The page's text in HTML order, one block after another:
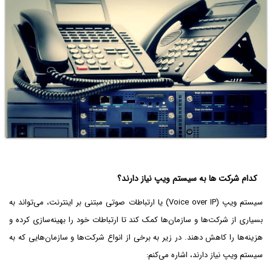
کدام شرکت ها به سیستم ویپ نیاز دارند؟
سیستم ویپ (Voice over IP) یا ارتباطات صوتی مبتنی بر اینترنت، می‌تواند به
بسیاری از شرکت‌ها و سازمان‌ها کمک کند تا ارتباطات خود را بهینه‌سازی کرده و
هزینه‌ها را کاهش دهند. در زیر به برخی از انواع شرکت‌ها و سازمان‌هایی که به
سیستم ویپ نیاز دارند، اشاره می‌کنم: